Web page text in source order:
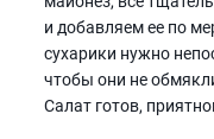
и добавляем ее по
сухарики нужно
чтобы они не
Салат готов,